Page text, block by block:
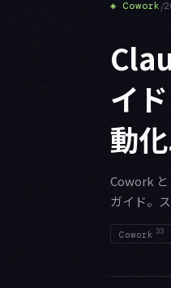
◈ Cowork/
イ
動
Cowork
ガイド。
Cowork 33